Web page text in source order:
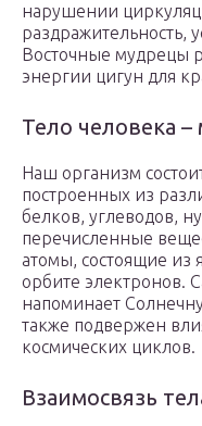
нарушении
раздражительность,
Восточные мудрецы
энергии цигун для
Тело человека –
Наш организм
построенных из
белков, углеводов,
перечисленные
атомы, состоящие из
орбите электронов.
напоминает
также подвержен
космических циклов.
Взаимосвязь